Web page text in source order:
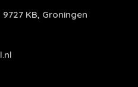
KB, Groningen